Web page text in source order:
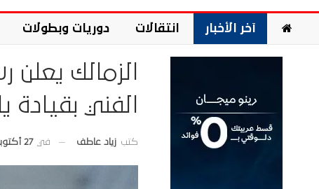
آخر الأخبار انتقالات دوريات وبطولات
الزمالك
الفني بقيادة
كتب زياد عاطف في 27 أكتوبر 2025